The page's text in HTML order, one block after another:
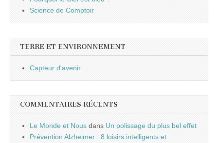
Science de Comptoir
TERRE ET ENVIRONNEMENT
Capteur d'avenir
COMMENTAIRES RÉCENTS
Le Monde et Nous dans Un polissage du plus bel effet
Prévention Alzheimer : 8 loisirs intelligents et